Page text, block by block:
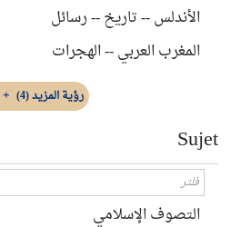
الأندلس -- تاريخ -- رسائل
المغرب العربي -- الهجرات
رؤية المزيد(4)
Sujet
التصوف الإسلامي